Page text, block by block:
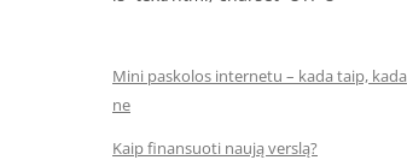
Mini paskolos internetu – kada taip, kada
ne
Kaip finansuoti naują verslą?